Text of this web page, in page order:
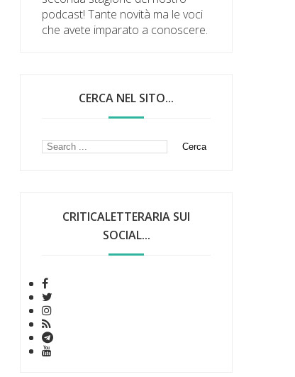
podcast! Tante novità ma le voci
che avete imparato a conoscere.
CERCA NEL SITO...
CRITICALETTERARIA SUI
SOCIAL...